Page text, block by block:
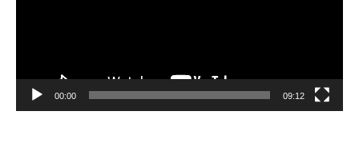
00:00 09:12